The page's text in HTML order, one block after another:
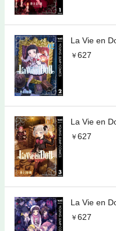
La Vie en
627
La Vie en
627
La Vie en
627